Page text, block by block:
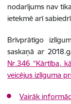
nodarījums nav
ietekmē arī
Brīvprātīgo
saskaņā ar
Nr.346 “Kārtība,
veicējus izlīguma
Vairāk